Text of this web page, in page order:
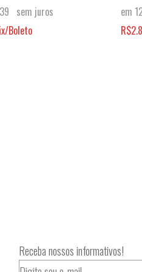
sem juros
Boleto
em
R$
Receba nossos informativos!